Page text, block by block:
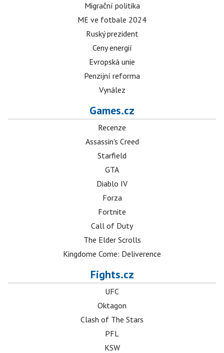
Migrační politika
ME ve fotbale 2024
Ruský prezident
Ceny energií
Evropská unie
Penzijní reforma
Vynález
Games.cz
Recenze
Assassin's Creed
Starfield
GTA
Diablo IV
Forza
Fortnite
Call of Duty
The Elder Scrolls
Kingdome Come: Deliverence
Fights.cz
UFC
Oktagon
Clash of The Stars
PFL
KSW